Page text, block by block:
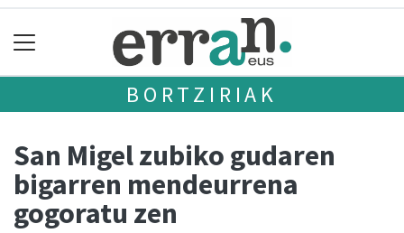
BORTZIRIAK
San Migel zubiko gudaren
bigarren mendeurrena
gogoratu zen